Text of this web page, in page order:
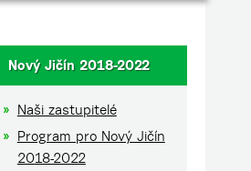
Nový Jičín 2018-2022
Naši zastupitelé
Program pro Nový Jičín
2018-2022